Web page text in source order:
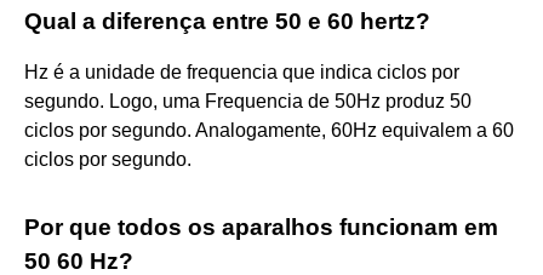
Qual a diferença entre 50 e 60 hertz?
Hz é a unidade de frequencia que indica ciclos por
segundo. Logo, uma Frequencia de 50Hz produz 50
ciclos por segundo. Analogamente, 60Hz equivalem a 60
ciclos por segundo.
Por que todos os aparalhos funcionam em
50 60 Hz?